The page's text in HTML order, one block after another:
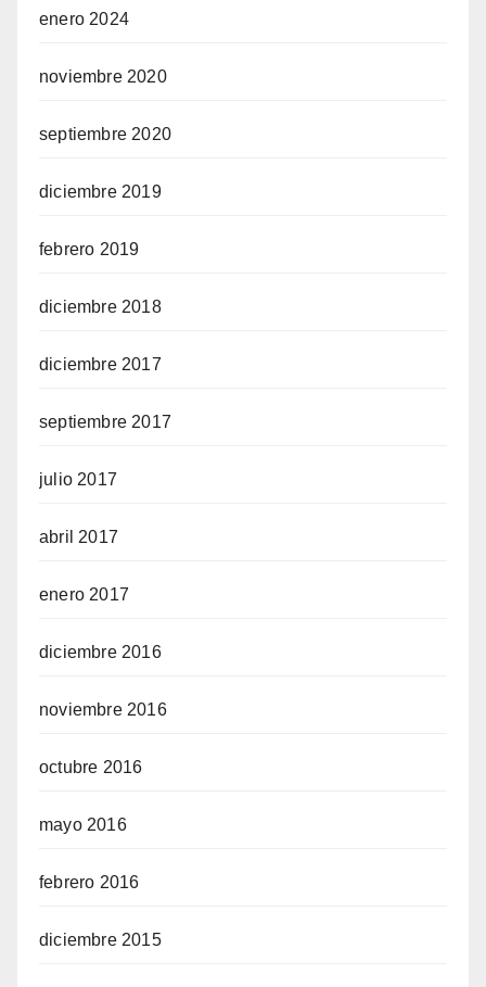
enero 2024
noviembre 2020
septiembre 2020
diciembre 2019
febrero 2019
diciembre 2018
diciembre 2017
septiembre 2017
julio 2017
abril 2017
enero 2017
diciembre 2016
noviembre 2016
octubre 2016
mayo 2016
febrero 2016
diciembre 2015